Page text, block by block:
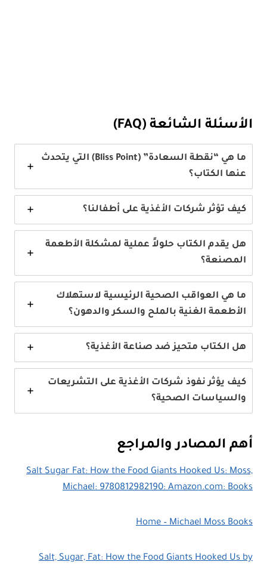
الأسئلة الشائعة (FAQ)
ما هي “نقطة السعادة” (Bliss Point) التي يتحدث
عنها الكتاب؟
كيف تؤثر شركات الأغذية على أطفالنا؟
هل يقدم الكتاب حلولاً عملية لمشكلة الأطعمة
المصنعة؟
ما هي العواقب الصحية الرئيسية لاستهلاك
الأطعمة الغنية بالملح والسكر والدهون؟
هل الكتاب متحيز ضد صناعة الأغذية؟
كيف يؤثر نفوذ شركات الأغذية على التشريعات
والسياسات الصحية؟
أهم المصادر والمراجع
Salt Sugar Fat: How the Food Giants Hooked Us: Moss,
Michael: 9780812982190: Amazon.com: Books
Home – Michael Moss Books
Salt, Sugar, Fat: How the Food Giants Hooked Us by